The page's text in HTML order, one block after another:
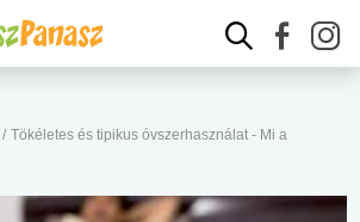
/ Tökéletes és tipikus óvszerhasználat - Mi a